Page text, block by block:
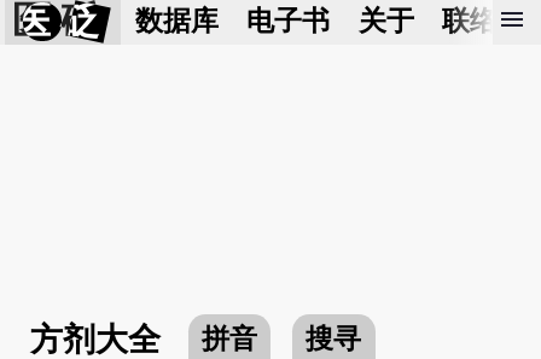
医 砭 数据库 电子书 关于 联络我
menu
方剂大全 拼音 搜寻